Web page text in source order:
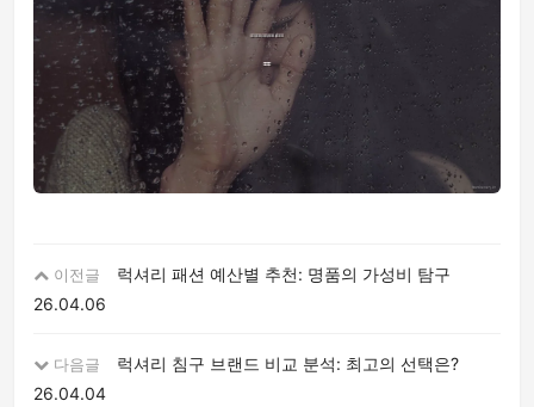
이전글
럭셔리 패션 예산별 추천: 명품의 가성비 탐구
26.04.06
다음글
럭셔리 침구 브랜드 비교 분석: 최고의 선택은?
26.04.04